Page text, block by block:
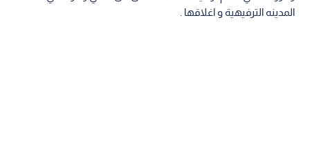
المدينه الترفيهية و اغلاقها .